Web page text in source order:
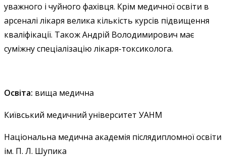
уважного і чуйного фахівця. Крім медичної освіти в
арсеналі лікаря велика кількість курсів підвищення
кваліфікації. Також Андрій Володимирович має
суміжну спеціалізацію лікаря-токсиколога.
Освіта: вища медична
Київський медичний університет УАНМ
Національна медична академія післядипломної освіти
ім. П. Л. Шупика